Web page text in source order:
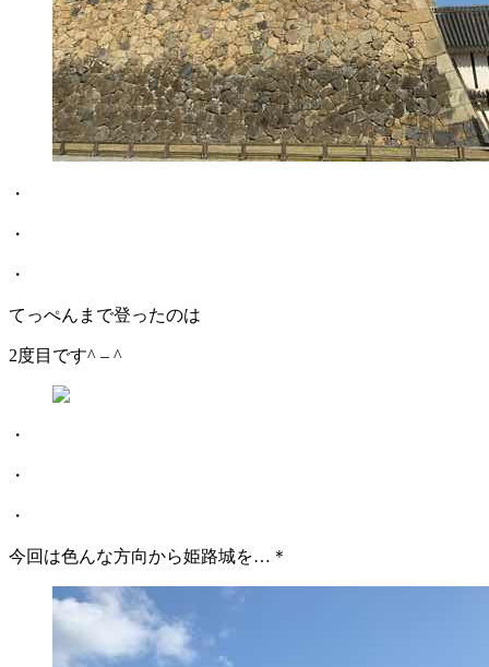
・
・
・
てっぺんまで登ったのは
2度目です^ – ^
・
・
・
今回は色んな方向から姫路城を…＊